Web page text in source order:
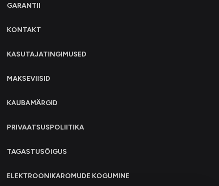
GARANTII
KONTAKT
KASUTAJATINGIMUSED
MAKSEVIISID
KAUBAMÄRGID
PRIVAATSUSPOLIITIKA
TAGASTUSÕIGUS
ELEKTROONIKAROMUDE KOGUMINE